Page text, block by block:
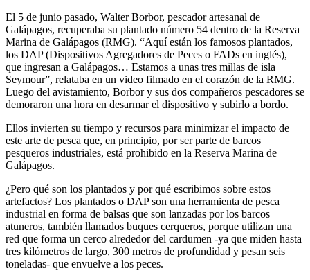
El 5 de junio pasado, Walter Borbor, pescador artesanal de
Galápagos, recuperaba su plantado número 54 dentro de la Reserva
Marina de Galápagos (RMG). “Aquí están los famosos plantados,
los DAP (Dispositivos Agregadores de Peces o FADs en inglés),
que ingresan a Galápagos… Estamos a unas tres millas de isla
Seymour”, relataba en un video filmado en el corazón de la RMG.
Luego del avistamiento, Borbor y sus dos compañeros pescadores se
demoraron una hora en desarmar el dispositivo y subirlo a bordo.
Ellos invierten su tiempo y recursos para minimizar el impacto de
este arte de pesca que, en principio, por ser parte de barcos
pesqueros industriales, está prohibido en la Reserva Marina de
Galápagos.
¿Pero qué son los plantados y por qué escribimos sobre estos
artefactos? Los plantados o DAP son una herramienta de pesca
industrial en forma de balsas que son lanzadas por los barcos
atuneros, también llamados buques cerqueros, porque utilizan una
red que forma un cerco alrededor del cardumen -ya que miden hasta
tres kilómetros de largo, 300 metros de profundidad y pesan seis
toneladas- que envuelve a los peces.